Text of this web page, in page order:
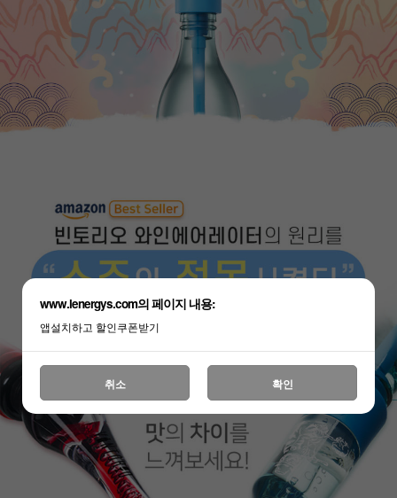
www.lenergys.com의 페이지 내용:
앱설치하고 할인쿠폰받기
취소 확인